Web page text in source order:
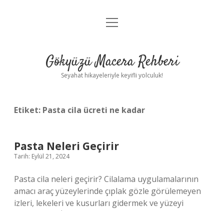
Anasayfa
Yasal Uyarı
menüyü
Gökyüzü Macera Rehberi
Seyahat hikayeleriyle keyifli yolculuk!
Etiket: Pasta cila ücreti ne kadar
Pasta Neleri Geçirir
Tarih: Eylül 21, 2024
Pasta cila neleri geçirir? Cilalama uygulamalarının
amacı araç yüzeylerinde çıplak gözle görülemeyen
izleri, lekeleri ve kusurları gidermek ve yüzeyi